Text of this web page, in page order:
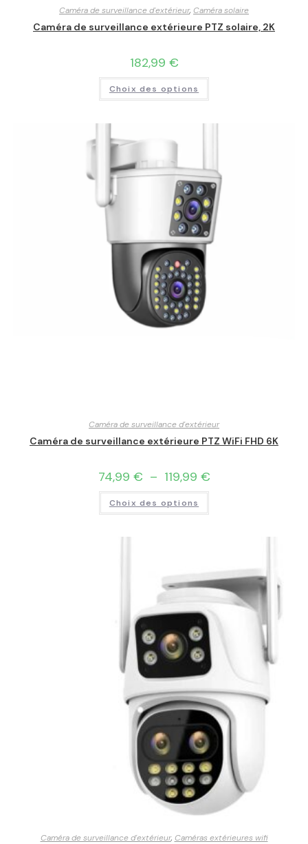
Caméra de surveillance d'extérieur, Caméra solaire
Caméra de surveillance extérieure PTZ solaire, 2K
182,99 €
Choix des options
Caméra de surveillance d'extérieur
Caméra de surveillance extérieure PTZ WiFi FHD 6K
74,99 € – 119,99 €
Choix des options
Caméra de surveillance d'extérieur, Caméras extérieures wifi